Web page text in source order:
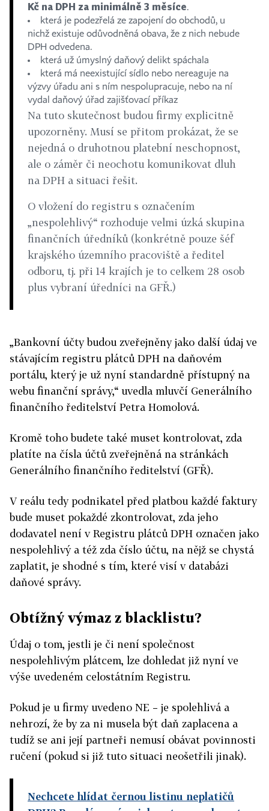
Kč na DPH za minimálně 3 měsíce.
která je podezřelá ze zapojení do obchodů, u
nichž existuje odůvodněná obava, že z nich nebude
DPH odvedena.
která už úmyslný daňový delikt spáchala
která má neexistující sídlo nebo nereaguje na
výzvy úřadu ani s ním nespolupracuje, nebo na ní
vydal daňový úřad zajišťovací příkaz
Na tuto skutečnost budou firmy explicitně
upozorněny. Musí se přitom prokázat, že se
nejedná o druhotnou platební neschopnost,
ale o záměr či neochotu komunikovat dluh
na DPH a situaci řešit.
O vložení do registru s označením
„nespolehlivý“ rozhoduje velmi úzká skupina
finančních úředníků (konkrétně pouze šéf
krajského územního pracoviště a ředitel
odboru, tj. při 14 krajích je to celkem 28 osob
plus vybraní úředníci na GFŘ.)
„Bankovní účty budou zveřejněny jako další údaj ve
stávajícím registru plátců DPH na daňovém
portálu, který je už nyní standardně přístupný na
webu finanční správy,“ uvedla mluvčí Generálního
finančního ředitelství Petra Homolová.
Kromě toho budete také muset kontrolovat, zda
platíte na čísla účtů zveřejněná na stránkách
Generálního finančního ředitelství (GFŘ).
V reálu tedy podnikatel před platbou každé faktury
bude muset pokaždé zkontrolovat, zda jeho
dodavatel není v Registru plátců DPH označen jako
nespolehlivý a též zda číslo účtu, na nějž se chystá
zaplatit, je shodné s tím, které visí v databázi
daňové správy.
Obtížný výmaz z blacklistu?
Údaj o tom, jestli je či není společnost
nespolehlivým plátcem, lze dohledat již nyní ve
výše uvedeném celostátním Registru.
Pokud je u firmy uvedeno NE – je spolehlivá a
nehrozí, že by za ni musela být daň zaplacena a
tudíž se ani její partneři nemusí obávat povinnosti
ručení (pokud si již tuto situaci neošetřili jinak).
Nechcete hlídat černou listinu neplatičů